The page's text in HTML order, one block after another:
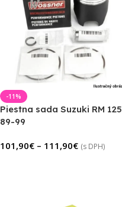
-11%
Piestna sada Suzuki RM 125
89-99
101,90€ – 111,90€ (s DPH)